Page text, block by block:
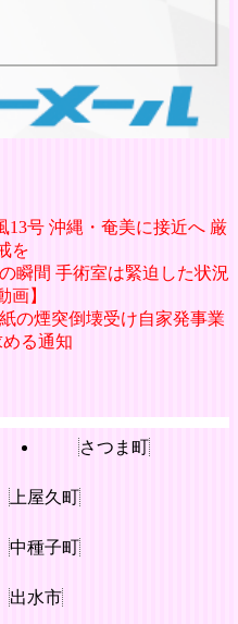
13号 沖縄・奄美に接近へ 厳
を
瞬間 手術室は緊迫した状況
画】
の煙突倒壊受け自家発事業
る通知
さつま町
上屋久町
中種子町
出水市